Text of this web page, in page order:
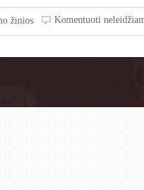
žinios Komentuoti